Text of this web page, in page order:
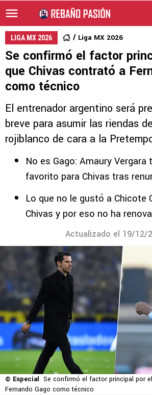
LIGA MX 2026 Liga MX 2026
Se confirmó el factor
que Chivas contrató a
como técnico
El entrenador argentino será
breve para asumir las riendas
rojiblanco de cara a la
No es Gago: Amaury
favorito para Chivas tras
Lo que no le gustó a Chicote
Chivas y por eso no ha
Actualizado el 19/12/
© Especial Se confirmó el factor principal por
Fernando Gago como técnico